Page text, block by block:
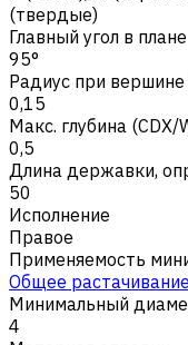
(твердые)
Главный угол в плане
95°
Радиус при вершине
0,15
Макс. глубина (CDX/
0,5
Длина державки,
50
Исполнение
Правое
Применяемость
Общее растачивание
Минимальный
4